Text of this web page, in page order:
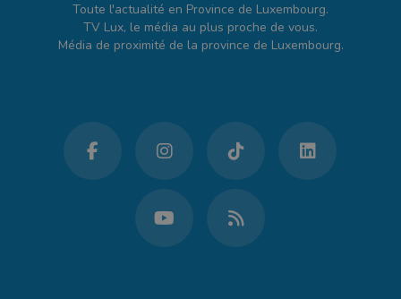
Toute l'actualité en Province de Luxembourg.
TV Lux, le média au plus proche de vous.
Média de proximité de la province de Luxembourg.